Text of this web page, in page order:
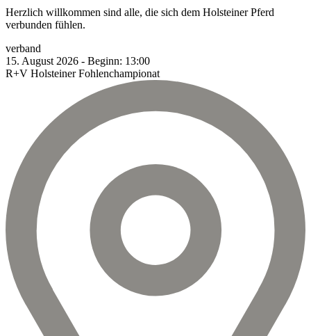
Herzlich willkommen sind alle, die sich dem Holsteiner Pferd
verbunden fühlen.
verband
15. August 2026 - Beginn: 13:00
R+V Holsteiner Fohlenchampionat